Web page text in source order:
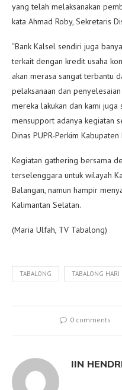
yang telah melaksanakan
kata Ahmad Roby, Sekretaris
“Bank Kalsel sendiri juga
terkait dengan kredit usaha
akan merasa sangat terbantu
pelaksanaan dan
mereka lakukan dan kami
mensupport adanya kegiatan
Dinas PUPR-Perkim Kabupaten
Kegiatan gathering bersama
terselenggara untuk wilayah
Balangan, namun hampir
Kalimantan Selatan.
(Maria Ulfah, TV Tabalong)
TABALONG TABALONG HARI
0 comments
IIN